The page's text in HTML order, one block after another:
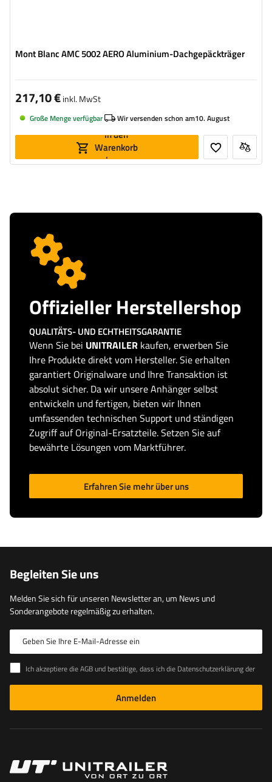
Mont Blanc AMC 5002 AERO Aluminium-Dachgepäckträger
217,10 €inkl. MwSt
Große Menge verfügbar Wir versenden schon am10. August
In den
Warenkorb
legen
Offizieller Herstellershop
QUALITÄTS- UND ECHTHEITSGARANTIE
Wenn Sie bei UNITRAILER kaufen, erwerben Sie
Ihre Produkte direkt vom Hersteller. Sie erhalten
garantiert Originalware und Ihre Transaktion ist
absolut sicher. Da wir unsere Anhänger selbst
entwickeln und fertigen, bieten wir Ihnen
umfassenden technischen Support und ständigen
Zugriff auf Original-Ersatzteile. Setzen Sie auf
bewährte Lösungen vom Marktführer.
Erfahren Sie mehr über uns
Begleiten Sie uns
Melden Sie sich für unseren Newsletter an, um News und
Sonderangebote regelmäßig zu erhalten.
Geben Sie Ihre E-Mail-Adresse ein
Ich akzeptiere die AGB und bestätige, dass ich die Datenschutzerklärung der Website zur Kenntnis genommen habe
Anmelden